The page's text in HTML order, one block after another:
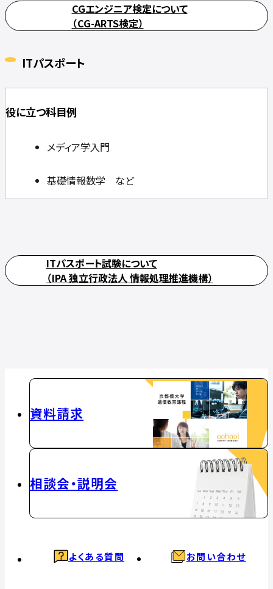
CGエンジニア検定について
（CG-ARTS検定）
ITパスポート
役に立つ科目例
メディア学入門
基礎情報数学 など
ITパスポート試験について
（IPA 独立行政法人 情報処理推進機構）
資料請求
相談会・説明会
よくある質問 お問い合わせ